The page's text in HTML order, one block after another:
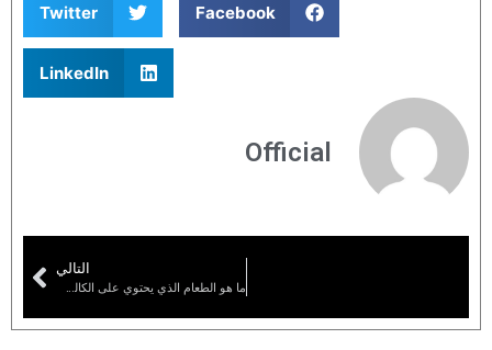
Facebook
Twitter
LinkedIn
Official
التالي
ما هو الطعام الذي يحتوي على الكالسيوم بكثرة